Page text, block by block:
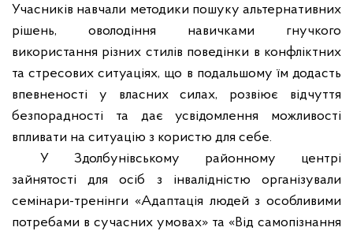
Учасників навчали методики пошуку альтернативних
рішень, оволодіння навичками гнучкого
використання різних стилів поведінки в конфліктних
та стресових ситуаціях, що в подальшому їм додасть
впевненості у власних силах, розвіює відчуття
безпорадності та дає усвідомлення можливості
впливати на ситуацію з користю для себе.
У Здолбунівському районному центрі
зайнятості для осіб з інвалідністю організували
семінари-тренінги «Адаптація людей з особливими
потребами в сучасних умовах» та «Від самопізнання